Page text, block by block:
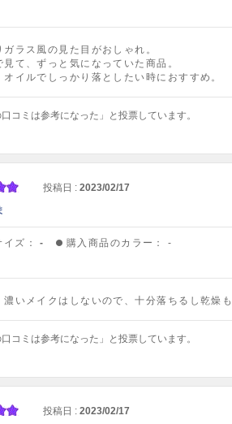
ラス風の見た目がおしゃれ。
て、ずっと気になっていた商品。
イルでしっかり落としたい時におすすめ。
コミは参考になった」と投票しています。
投稿日 : 2023/02/17
ズ： - 購入商品のカラー： -
濃いメイクはしないので、十分落ちるし乾燥
コミは参考になった」と投票しています。
投稿日 : 2023/02/17